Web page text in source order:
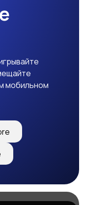
мобильном